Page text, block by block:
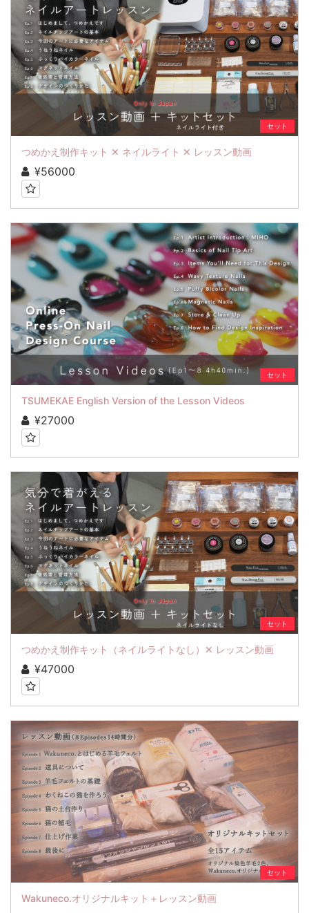
セット
つめかえ制作キット ✕ ネイルライト ✕ レッスン動画
¥56000
セット
TSUMEKAE English Version of the Lesson Videos
¥27000
セット
つめかえ制作キット（ネイルライトなし）✕ レッスン動画
¥47000
セット
Wakuneco.オリジナルキット＋レッスン動画